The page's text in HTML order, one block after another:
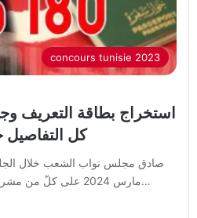
concours tunisie 2023
استخراج بطاقة التعريف
كل التفاصيل
مارس 2024 على كلّ من مشروع قانون أساسي يتعلّق بتنقيح…